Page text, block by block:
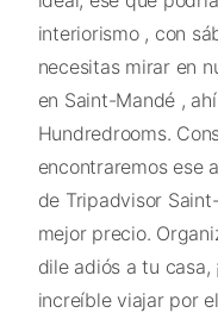
interiorismo , con
necesitas mirar en
en Saint-Mandé ,
Hundredrooms.
encontraremos ese
de Tripadvisor
mejor precio.
dile adiós a tu casa,
increíble viajar por